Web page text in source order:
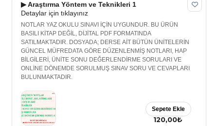
▶ Araştırma Yöntem ve Teknikleri 1
Detaylar için tıklayınız
NOTLAR YAZ OKULU SINAVI İÇİN UYGUNDUR. BU ÜRÜN
BASILI KİTAP DEĞİL, DİJİTAL PDF FORMATINDA
SATILMAKTADIR. DOSYADA; DERSE AİT BÜTÜN ÜNİTELERİN
GÜNCEL MÜFREDATA GÖRE DÜZENLENMİŞ NOTLARI, HAP
BİLGİLERİ, ÜNİTE SONU DEĞERLENDİRME SORULARI VE
ONLİNE DÖNEMDE SORULMUŞ SINAV SORU VE CEVAPLARI
BULUNMAKTADIR.
120,00₺
Sepete Ekle